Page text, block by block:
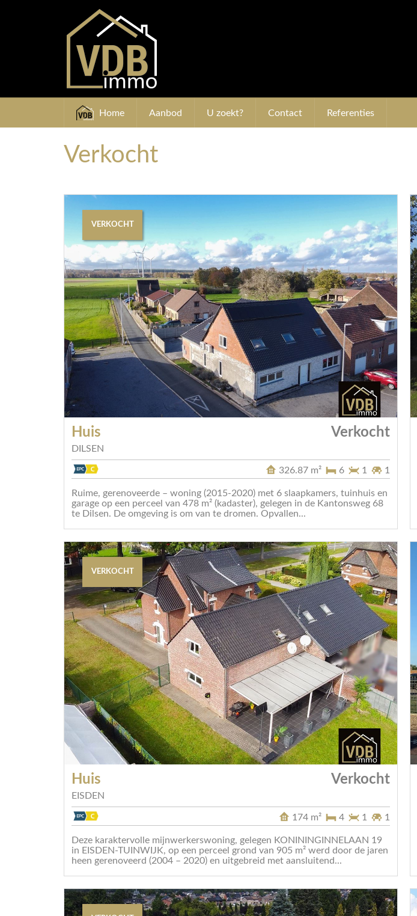
Home Aanbod U zoekt? Contact Referenties
Verkocht
VERKOCHT
Huis Verkocht
DILSEN
1
1
6
326.87 m²
Ruime, gerenoveerde – woning (2015-2020) met 6 slaapkamers, tuinhuis en
garage op een perceel van 478 m² (kadaster), gelegen in de Kantonsweg 68
te Dilsen. De omgeving is om van te dromen. Opvallen...
VERKOCHT
Huis Verkocht
EISDEN
1
1
4
174 m²
Deze karaktervolle mijnwerkerswoning, gelegen KONININGINNELAAN 19
in EISDEN-TUINWIJK, op een perceel grond van 905 m² werd door de jaren
heen gerenoveerd (2004 – 2020) en uitgebreid met aansluitend...